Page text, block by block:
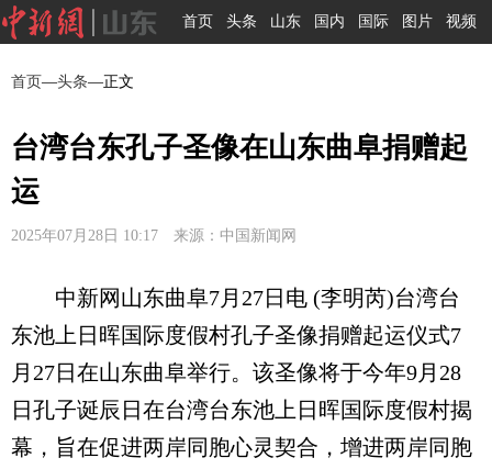
首页 头条 山东 国内 国际 图片 视频
首页—头条—正文
台湾台东孔子圣像在山东曲阜捐赠起
运
2025年07月28日 10:17 来源：中国新闻网
中新网山东曲阜7月27日电 (李明芮)台湾台
东池上日晖国际度假村孔子圣像捐赠起运仪式7
月27日在山东曲阜举行。该圣像将于今年9月28
日孔子诞辰日在台湾台东池上日晖国际度假村揭
幕，旨在促进两岸同胞心灵契合，增进两岸同胞